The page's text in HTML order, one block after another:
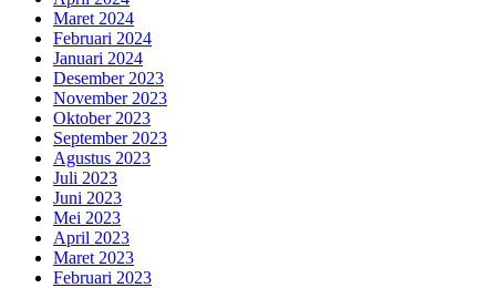
Maret 2024
Februari 2024
Januari 2024
Desember 2023
November 2023
Oktober 2023
September 2023
Agustus 2023
Juli 2023
Juni 2023
Mei 2023
April 2023
Maret 2023
Februari 2023